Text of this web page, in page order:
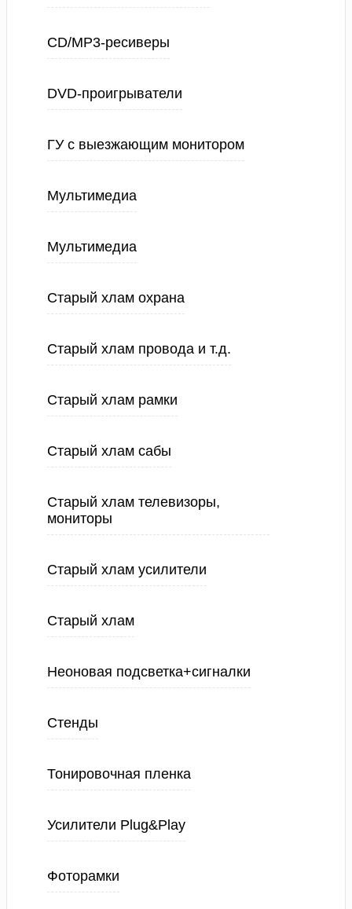
CD/MP3-ресиверы
DVD-проигрыватели
ГУ с выезжающим монитором
Мультимедиа
Мультимедиа
Старый хлам охрана
Старый хлам провода и т.д.
Старый хлам рамки
Старый хлам сабы
Старый хлам телевизоры,
мониторы
Старый хлам усилители
Старый хлам
Неоновая подсветка+сигналки
Стенды
Тонировочная пленка
Усилители Plug&Play
Фоторамки